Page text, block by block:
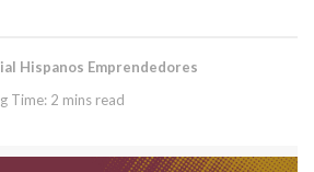
Hispanos Emprendedores
Time: 2 mins read